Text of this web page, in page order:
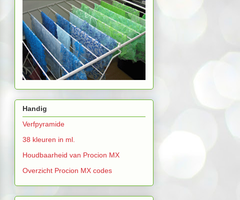
Handig
Verfpyramide
38 kleuren in ml.
Houdbaarheid van Procion MX
Overzicht Procion MX codes